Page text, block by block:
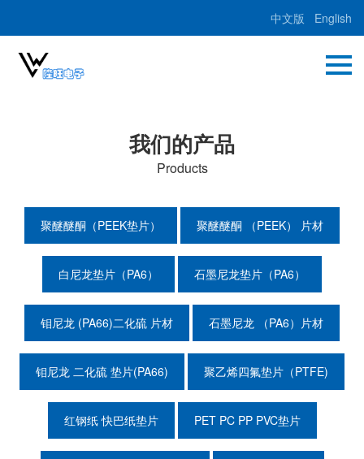
中文版 English
我们的产品
Products
聚醚醚酮（PEEK垫片） 聚醚醚酮 （PEEK） 片材
白尼龙垫片（PA6） 石墨尼龙垫片（PA6）
钼尼龙 (PA66)二化硫 片材 石墨尼龙 （PA6）片材
钼尼龙 二化硫 垫片(PA66) 聚乙烯四氟垫片（PTFE)
红钢纸 快巴纸垫片 PET PC PP PVC垫片